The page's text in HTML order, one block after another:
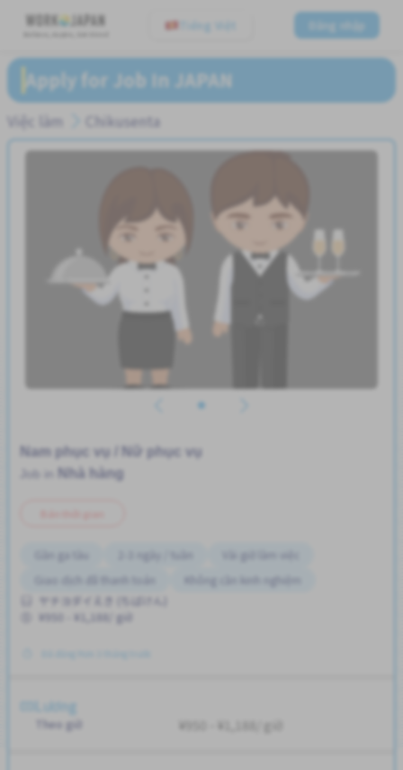
Tiếng Việt Đăng nhập
Apply for Job In JAPAN
Việc làm Chikusenta
Nam phục vụ / Nữ phục vụ
Nhà hàng
Gần ga tàu 2-3 ngày / tuần
Vài giờ làm việc
Giao dịch đã thanh toán
Không cần kinh nghiệm
ヤチヨダイえき (ちばけん)
¥950 - ¥1,188/ giờ
Lương
Theo giờ ¥950 - ¥1,188/ giờ